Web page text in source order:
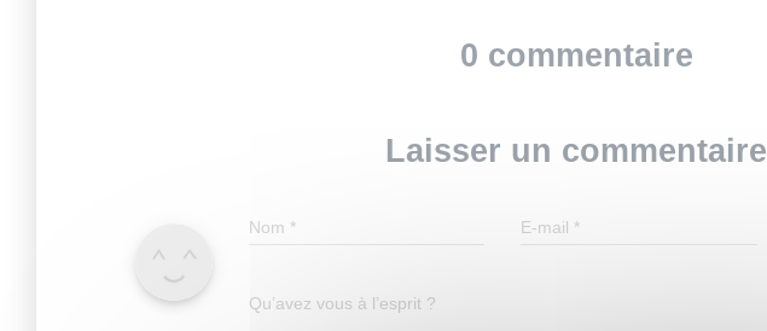
0 commentaire
Laisser un commentaire
Nom * E-mail *
Qu’avez vous à l’esprit ?